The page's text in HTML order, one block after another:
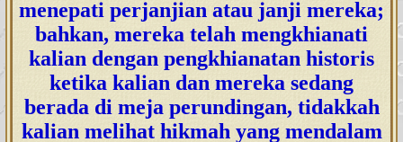
menepati perjanjian atau janji mereka;
bahkan, mereka telah mengkhianati
kalian dengan pengkhianatan historis
ketika kalian dan mereka sedang
berada di meja perundingan, tidakkah
kalian melihat hikmah yang mendalam